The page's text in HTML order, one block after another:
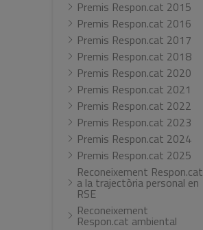
Premis Respon.cat 2015
Premis Respon.cat 2016
Premis Respon.cat 2017
Premis Respon.cat 2018
Premis Respon.cat 2020
Premis Respon.cat 2021
Premis Respon.cat 2022
Premis Respon.cat 2023
Premis Respon.cat 2024
Premis Respon.cat 2025
Reconeixement Respon.cat
a la trajectòria personal en
RSE
Reconeixement
Respon.cat ambiental